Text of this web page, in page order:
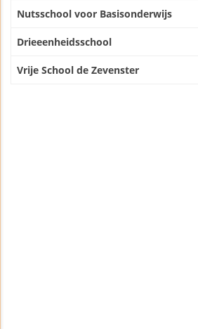
Nutsschool voor Basisonderwijs
Drieeenheidsschool
Vrije School de Zevenster